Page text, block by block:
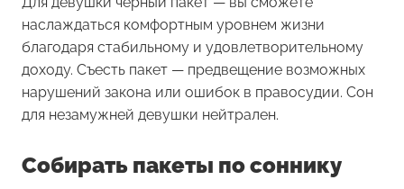
наслаждаться комфортным уровнем жизни
благодаря стабильному и удовлетворительному
доходу. Съесть пакет — предвещение возможных
нарушений закона или ошибок в правосудии. Сон
для незамужней девушки нейтрален.
Собирать пакеты по соннику